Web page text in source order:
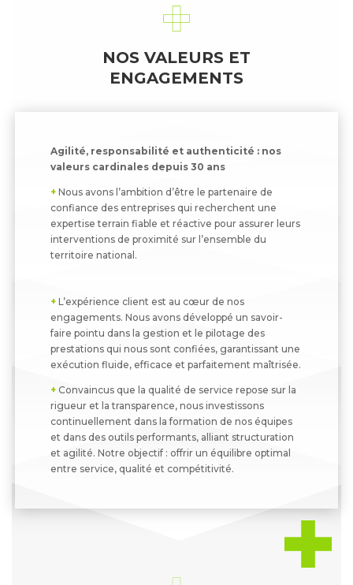
NOS VALEURS ET
ENGAGEMENTS
Agilité, responsabilité et authenticité : nos
valeurs cardinales depuis 30 ans
+ Nous avons l’ambition d’être le partenaire de
confiance des entreprises qui recherchent une
expertise terrain fiable et réactive pour assurer leurs
interventions de proximité sur l’ensemble du
territoire national.
+L’expérience client est au cœur de nos
engagements. Nous avons développé un savoir-
faire pointu dans la gestion et le pilotage des
prestations qui nous sont confiées, garantissant une
exécution fluide, efficace et parfaitement maîtrisée.
+ Convaincus que la qualité de service repose sur la
rigueur et la transparence, nous investissons
continuellement dans la formation de nos équipes
et dans des outils performants, alliant structuration
et agilité. Notre objectif : offrir un équilibre optimal
entre service, qualité et compétitivité.